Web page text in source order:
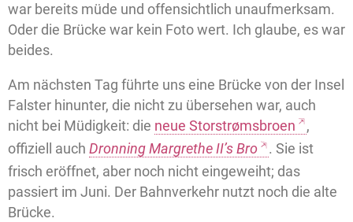
war bereits müde und offensichtlich unaufmerksam.
Oder die Brücke war kein Foto wert. Ich glaube, es war
beides.
Am nächsten Tag führte uns eine Brücke von der Insel
Falster hinunter, die nicht zu übersehen war, auch
nicht bei Müdigkeit: die neue Storstrømsbroen
,
offiziell auch Dronning Margrethe II’s Bro
. Sie ist
frisch eröffnet, aber noch nicht eingeweiht; das
passiert im Juni. Der Bahnverkehr nutzt noch die alte
Brücke.